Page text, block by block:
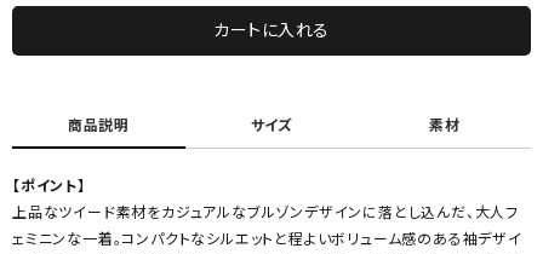
カートに入れる
商品説明 サイズ 素材
【ポイント】
上品なツイード素材をカジュアルなブルゾンデザインに落とし込んだ、大人フ
ェミニンな一着。コンパクトなシルエットと程よいボリューム感のある袖デザイ